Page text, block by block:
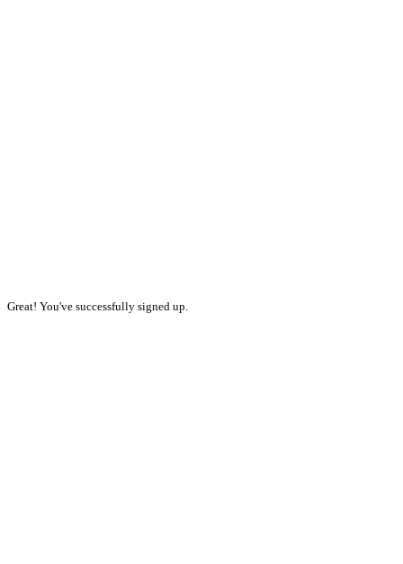
Great! You've successfully signed up.